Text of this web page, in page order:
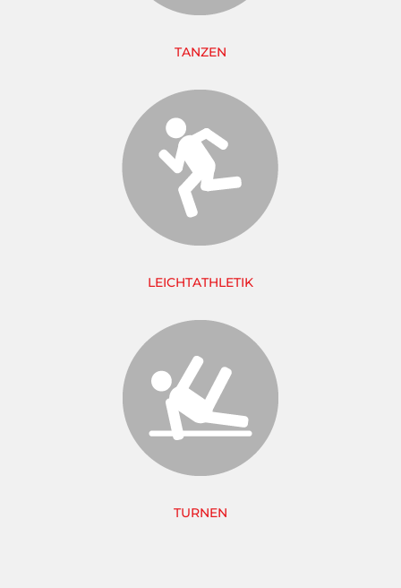
TANZEN
LEICHTATHLETIK
TURNEN